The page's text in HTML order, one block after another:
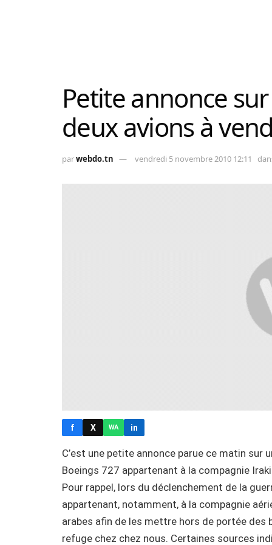
Petite annonce
deux avions à
parwebdo.tn vendredi 5 novembre 2010 12:11
f X WA in
C’est une petite annonce parue ce matin sur
Boeings 727 appartenant à la compagnie
Pour rappel, lors du déclenchement de la
appartenant, notamment, à la compagnie
arabes afin de les mettre hors de portée des
refuge chez chez nous. Certaines sources